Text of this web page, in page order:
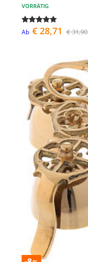
VORRÄTIG
Ab € 28,71 € 31,90